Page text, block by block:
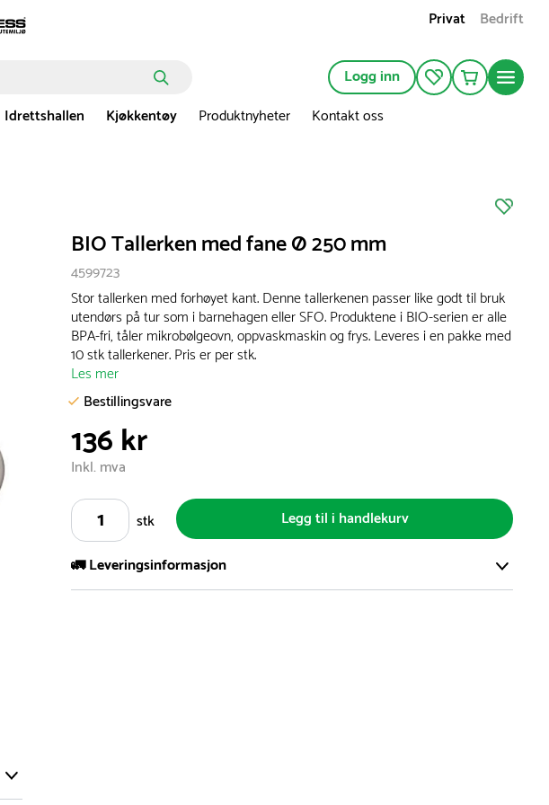
Privat Bedrift
Logg inn
Idrettshallen Kjøkkentøy Produktnyheter Kontakt oss
BIO Tallerken med fane Ø 250 mm
4599723
Stor tallerken med forhøyet kant. Denne tallerkenen passer like godt til bruk
utendørs på tur som i barnehagen eller SFO. Produktene i BIO-serien er alle
BPA-fri, tåler mikrobølgeovn, oppvaskmaskin og frys. Leveres i en pakke med
10 stk tallerkener. Pris er per stk.
Les mer
Bestillingsvare
136 kr
Inkl. mva
stk
Legg til i handlekurv
🚛 Leveringsinformasjon